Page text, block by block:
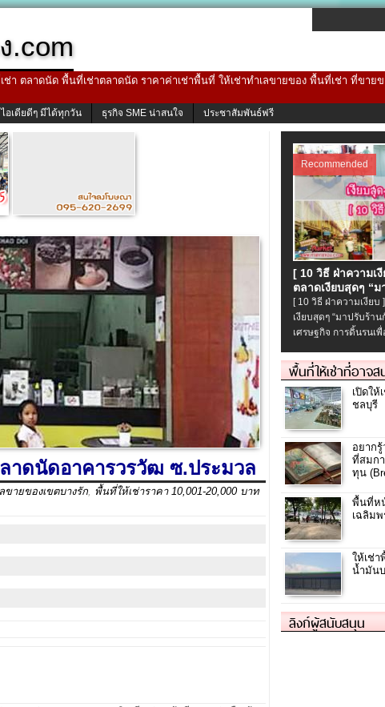
.com
า ตลาดนัด พื้นที่เช่าตลาดนัด ราคาค่าเช่าพื้นที่ ให้เช่าทำเลขายของ พื้นที่เช่า ที่ขาย
ไอเดียดีๆ มีได้ทุกวัน ธุรกิจ SME น่าสนใจ ประชาสัมพันธ์ฟรี
าดนัดอาคารวรวัฒ ซ.ประมวล
ขายของเขตบางรัก พื้นที่ให้เช่าราคา 10,001-20,000 บาท
Recommended
[ 10 วิธี ฝ่าความเ
ตลาดเงียบสุดๆ “
[ 10 วิธี ฝ่าความเงีย
เงียบสุดๆ “มาปรับร้า
เศรษฐกิจ การดิ้นรนเ
พื้นที่ให้เช่าที่อาจส
เปิดใ
ชลบุรี
อยากรู้
ที่สมก
ทุน
พื้นที่ห
เฉลิมพ
ให้เช่
น้ำมัน
ลิงก์ผู้สนับสนุน